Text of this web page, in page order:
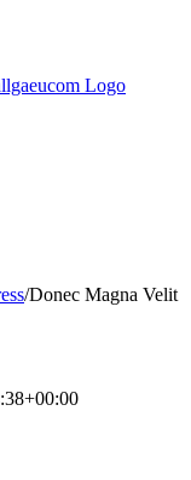
/Donec Magna Velit